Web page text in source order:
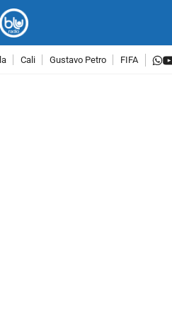
Cali Gustavo Petro FIFA